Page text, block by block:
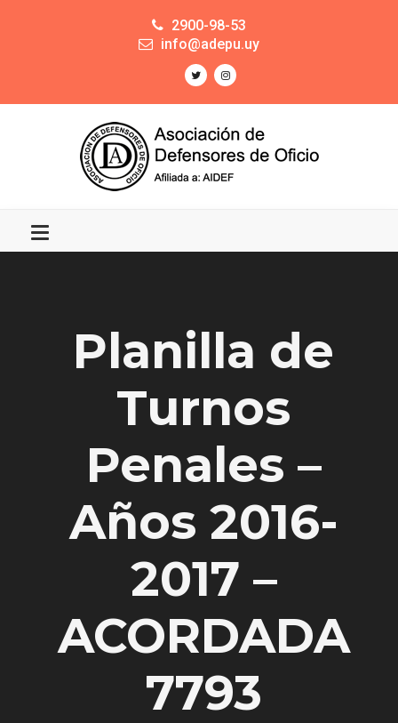
2900-98-53
info@adepu.uy
Planilla de
Turnos
Penales –
Años 2016-
2017 –
ACORDADA
7793